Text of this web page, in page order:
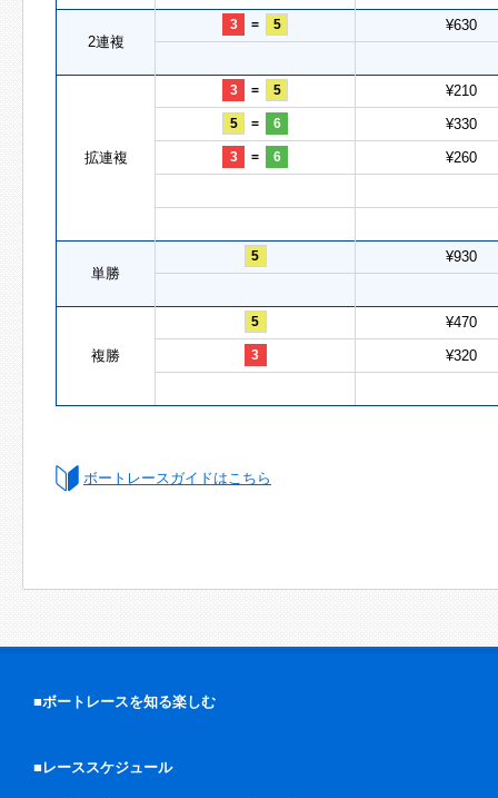
2連複
3 = 5 ¥630
拡連複
3 = 5 ¥210
5 = 6 ¥330
3 = 6 ¥260
単勝
5 ¥930
複勝
5 ¥470
3 ¥320
ボートレースガイドはこちら
■ボートレースを知る楽しむ
■レーススケジュール